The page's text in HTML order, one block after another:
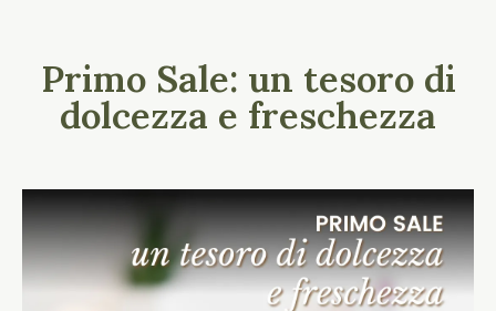
Primo Sale: un tesoro di
dolcezza e freschezza